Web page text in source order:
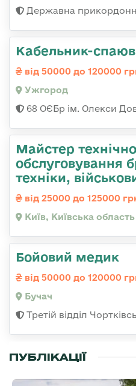
Державна
Кабельник-
від 50000 до 120000
Ужгород
68 ОЄБр ім. Олекси
Майстер
обслуговування
техніки,
від 25000 до 125000
Київ, Київська область
Бойовий медик
від 50000 до 120000
Бучач
Третій відділ
ПУБЛІКАЦІЇ